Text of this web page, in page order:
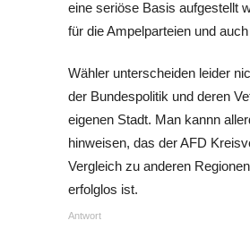
eine seriöse Basis aufgestellt
für die Ampelparteien und
Wähler unterscheiden leider
der Bundespolitik und deren
eigenen Stadt. Man kannn
hinweisen, das der AFD
Vergleich zu anderen
erfolglos ist.
Antwort